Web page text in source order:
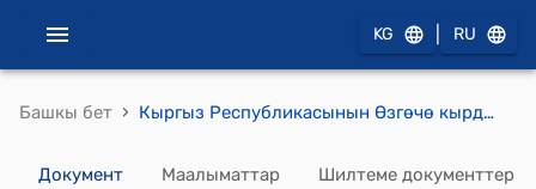
KG RU
Башкы бет › Кыргыз Республикасынын Өзгөчө кырдаалдар министрлигине караштуу “Жалал-Абад көчмө механизациялаштырылган отряды” мамлекеттик ишканасынын Уставы (Кыргыз Республикасынын Министрлер Кабинетинин 2023-жылдын 19-июнунудагы № 307 токтомна)
Документ Маалыматтар Шилтеме документтер